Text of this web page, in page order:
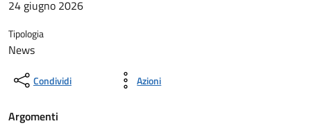
24 giugno 2026
Tipologia
News
Condividi Azioni
Argomenti